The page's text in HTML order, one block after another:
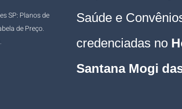
SP: Planos de
de Preço.
Saúde e
credenciadas no
Santana Mogi